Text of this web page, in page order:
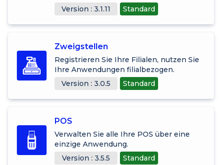
Version : 3.1.11
Standard
Zweigstellen
Registrieren Sie Ihre Filialen, nutzen Sie
Ihre Anwendungen filialbezogen.
Version : 3.0.5
Standard
POS
Verwalten Sie alle Ihre POS über eine
einzige Anwendung.
Version : 3.5.5
Standard